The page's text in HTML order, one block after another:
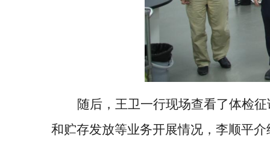
随后，王卫一行现场查看了体检
和贮存发放等业务开展情况，李顺平介